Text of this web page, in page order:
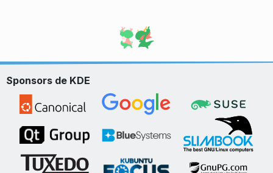
Sponsors de KDE